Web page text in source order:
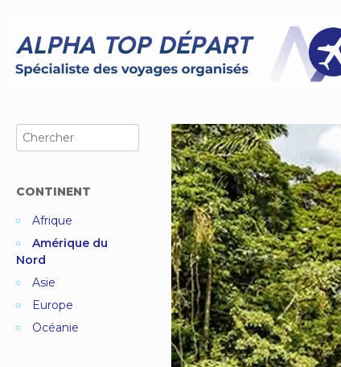
content
Search
for:
CONTINENT
Afrique
Amérique du
Nord
Asie
Europe
Océanie